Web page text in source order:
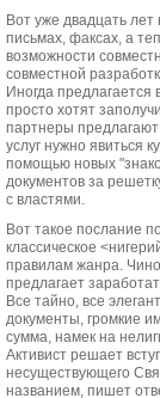
Вот уже двадцать
письмах, факсах, а
возможности
совместной
Иногда
просто хотят
партнеры
услуг нужно явиться
помощью новых
документов за
с властями.
Вот такое послание
классическое
правилам жанра.
предлагает
Все тайно, все
документы, громкие
сумма, намек на
Активист решает
несуществующего
названием, пишет